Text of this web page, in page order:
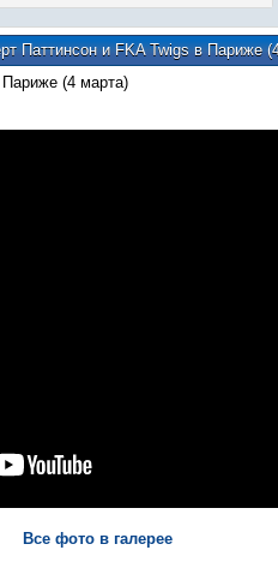
Паттинсон и FKA Twigs в Париже
Париже (4 марта)
Все фото в галерее